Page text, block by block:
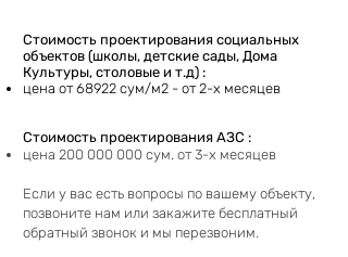
Стоимость проектирования социальных
объектов (школы, детские сады, Дома
Культуры, столовые и т.д) :
цена от 68922 сум/м2 - от 2-х месяцев
Стоимость проектирования АЗС :
цена 200 000 000 сум. от 3-х месяцев
Если у вас есть вопросы по вашему объекту,
позвоните нам или закажите бесплатный
обратный звонок и мы перезвоним.